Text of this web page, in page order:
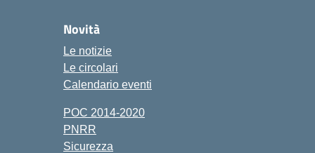
Novità
Le notizie
Le circolari
Calendario eventi
POC 2014-2020
PNRR
Sicurezza